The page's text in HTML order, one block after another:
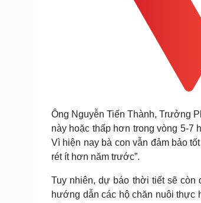
Ông Nguyễn Tiến Thành, Trưởng
này hoặc thấp hơn trong vòng 5-7
Vì hiện nay bà con vẫn đảm bảo
rét ít hơn năm trước”.
Tuy nhiên, dự báo thời tiết sẽ còn
hướng dẫn các hộ chăn nuôi thực